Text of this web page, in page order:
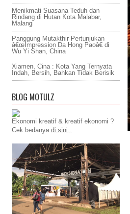
Menikmati Suasana Teduh dan
Rindang di Hutan Kota Malabar,
Malang
Panggung Mutakthir Pertunjukan
â€œImpression Da Hong Paoâ€ di
Wu Yi Shan, China
Xiamen, Cina : Kota Yang Ternyata
Indah, Bersih, Bahkan Tidak Berisik
BLOG MOTULZ
Ekonomi kreatif & kreatif ekonomi ?
Cek bedanya di sini..